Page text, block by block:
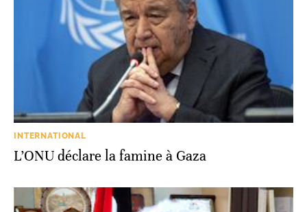
INTERNATIONAL
L’ONU déclare la famine à Gaza